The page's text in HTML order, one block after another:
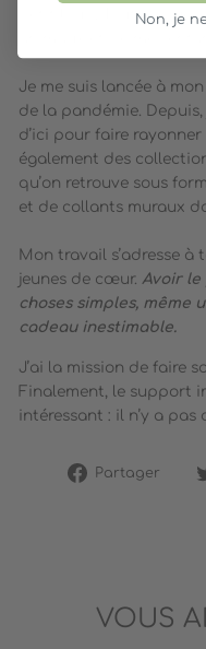
petit loup. Tout ce que
Je me suis lancée à
de la pandémie.
d’ici pour faire
également des
qu’on retrouve sous
et de collants muraux
Mon travail s’adresse à
jeunes de cœur. Avoir le
choses simples, même
cadeau inestimable.
J’ai la mission de faire
Finalement, le support
intéressant : il n’y a pas
Partager
VOUS
Non, je